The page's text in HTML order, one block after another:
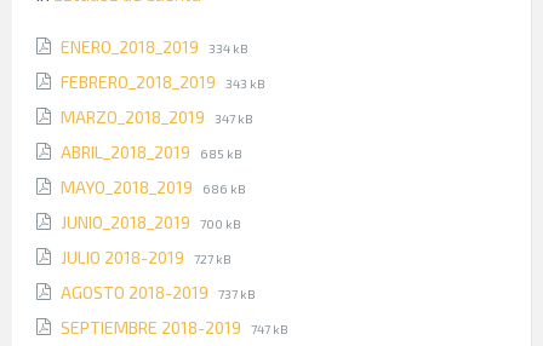
ENERO_2018_2019 File
pdf
File
334 kB
FEBRERO_2018_2019 File
pdf
File
343 kB
MARZO_2018_2019 File
pdf
File
347 kB
ABRIL_2018_2019 File
pdf
File
685 kB
MAYO_2018_2019 File
pdf
File
686 kB
JUNIO_2018_2019 File
pdf
File
700 kB
JULIO 2018-2019 File
pdf
File
727 kB
AGOSTO 2018-2019 File
pdf
File
737 kB
SEPTIEMBRE 2018-2019 File
File
747 kB